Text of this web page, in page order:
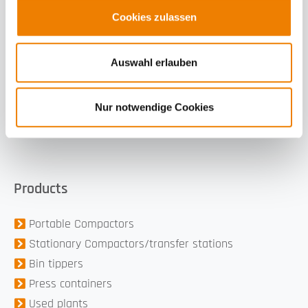
Cookies zulassen
Auswahl erlauben
Nur notwendige Cookies
Products
Portable Compactors
Stationary Compactors/transfer stations
Bin tippers
Press containers
Used plants